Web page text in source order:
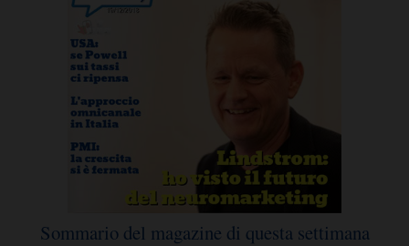
Sommario del magazine di questa settimana